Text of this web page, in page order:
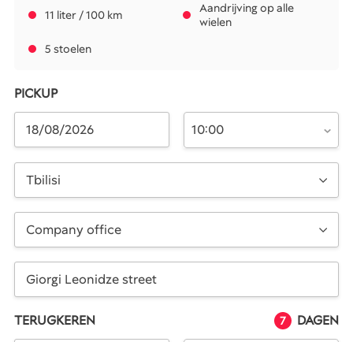
11 liter / 100 km
Aandrijving op alle
wielen
5 stoelen
PICKUP
10:00
Tbilisi
Company office
TERUGKEREN 7 DAGEN